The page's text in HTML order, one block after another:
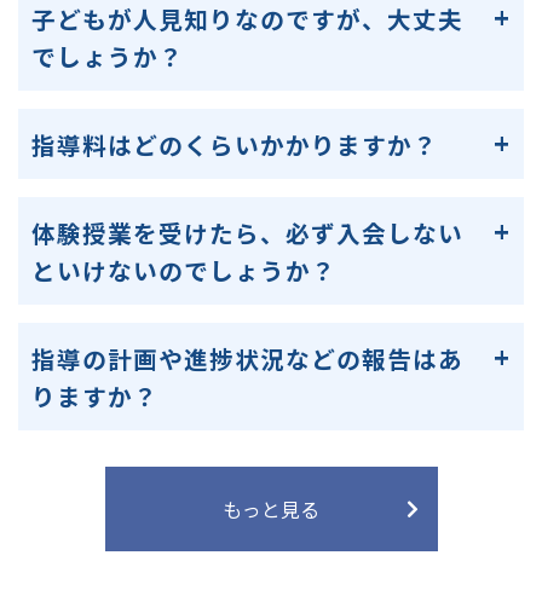
子どもが人見知りなのですが、大丈夫
でしょうか？
指導料はどのくらいかかりますか？
体験授業を受けたら、必ず入会しない
といけないのでしょうか？
指導の計画や進捗状況などの報告はあ
りますか？
もっと見る